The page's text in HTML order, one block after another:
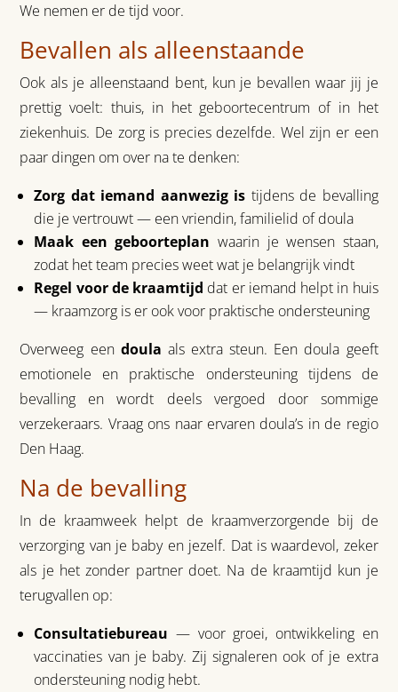
We nemen er de tijd voor.
Bevallen als alleenstaande
Ook als je alleenstaand bent, kun je bevallen waar jij je
prettig voelt: thuis, in het geboortecentrum of in het
ziekenhuis. De zorg is precies dezelfde. Wel zijn er een
paar dingen om over na te denken:
Zorg dat iemand aanwezig is tijdens de bevalling
die je vertrouwt — een vriendin, familielid of doula
Maak een geboorteplan waarin je wensen staan,
zodat het team precies weet wat je belangrijk vindt
Regel voor de kraamtijd dat er iemand helpt in huis
— kraamzorg is er ook voor praktische ondersteuning
Overweeg een doula als extra steun. Een doula geeft
emotionele en praktische ondersteuning tijdens de
bevalling en wordt deels vergoed door sommige
verzekeraars. Vraag ons naar ervaren doula’s in de regio
Den Haag.
Na de bevalling
In de kraamweek helpt de kraamverzorgende bij de
verzorging van je baby en jezelf. Dat is waardevol, zeker
als je het zonder partner doet. Na de kraamtijd kun je
terugvallen op:
Consultatiebureau — voor groei, ontwikkeling en
vaccinaties van je baby. Zij signaleren ook of je extra
ondersteuning nodig hebt.